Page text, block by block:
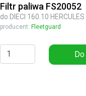
Filtr paliwa FS20052
do DIECI 160.10 HERCULES
producent: Fleetguard